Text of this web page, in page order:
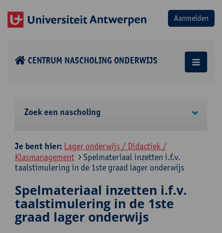
CENTRUM NASCHOLING ONDERWIJS
Zoek een nascholing
Je bent hier: Lager onderwijs / Didactiek /
Klasmanagement
Spelmateriaal inzetten i.f.v.
taalstimulering in de 1ste graad lager onderwijs
Spelmateriaal inzetten i.f.v.
taalstimulering in de 1ste
graad lager onderwijs